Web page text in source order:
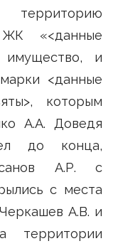
ЖК «<данные
имущество, и
<данные
которым
А.А. Доведя
до конца,
А.Р. с
с места
А.В. и
территории